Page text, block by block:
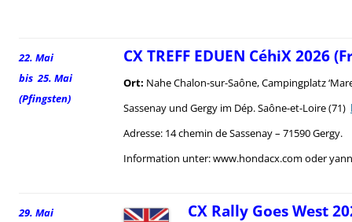
22. Mai
bis 25. Mai
(Pfingsten)
CX TREFF EDUEN CéhiX 2026
Ort: Nahe Chalon-sur-Saône, Campingplatz
Sassenay und Gergy im Dép. Saône-et-Loire (71)
Adresse: 14 chemin de Sassenay – 71590 Gergy.
Information unter: www.hondacx.com oder
29. Mai
CX Rally Goes West